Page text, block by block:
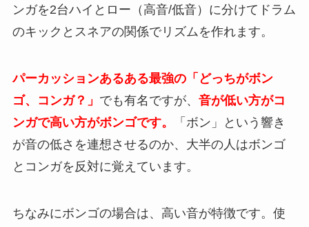
ンガを2台ハイとロー（高音/低音）に分けてドラム
のキックとスネアの関係でリズムを作れます。
パーカッションあるある最強の「どっちがボン
ゴ、コンガ？」 でも有名ですが、 音が低い方がコ
ンガで高い方がボンゴです。
「ボン」という響き
が音の低さを連想させるのか、大半の人はボンゴ
とコンガを反対に覚えています。
ちなみにボンゴの場合は、高い音が特徴です。使